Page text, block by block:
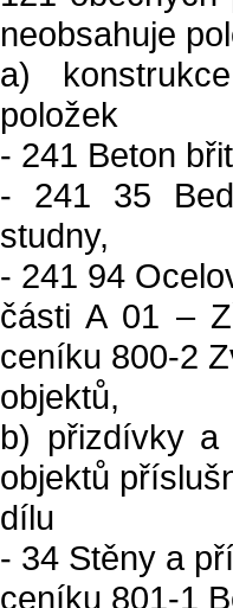
neobsahuje
a)
položek
- 241 Beton
- 241 35
studny,
- 241 94
části A 01 –
ceníku 800-2
objektů,
b) přizdívky a
objektů
dílu
- 34 Stěny a
ceníku 801-1